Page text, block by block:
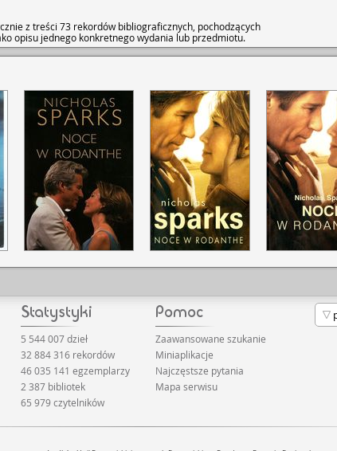
z treści 73 rekordów bibliograficznych, pochodzących
opisu jednego konkretnego wydania lub przedmiotu.
5 544 007 dzieł
32 884 316 rekordów
46 035 141 egzemplarzy
2 387 bibliotek
65 979 czytelników
Zaawansowane szukanie
Miniaplikacje
Najczęstsze pytania
Mapa serwisu